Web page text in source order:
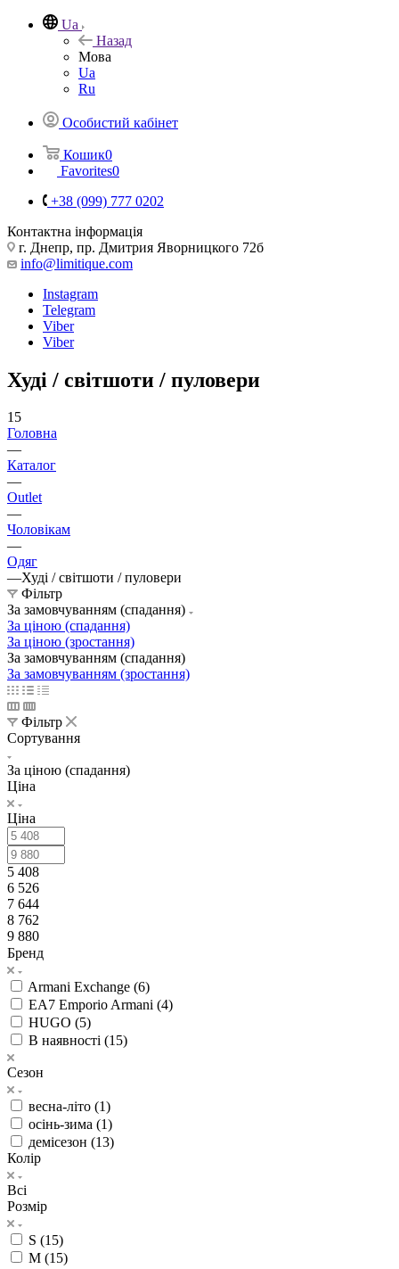
Ua
Назад
Мова
Ua
Ru
Особистий кабінет
Кошик0
Favorites0
+38 (099) 777 0202
Контактна інформація
г. Днепр, пр. Дмитрия Яворницкого 72б
info@limitique.com
Instagram
Telegram
Viber
Viber
Худі / світшоти / пуловери
15
Головна
—
Каталог
—
Outlet
—
Чоловікам
—
Одяг
—Худі / світшоти / пуловери
Фільтр
За замовчуванням (спадання)
За ціною (спадання)
За ціною (зростання)
За замовчуванням (спадання)
За замовчуванням (зростання)
Фільтр
Сортування
За ціною (спадання)
Ціна
Ціна
5 408
6 526
7 644
8 762
9 880
Бренд
Armani Exchange (6)
EA7 Emporio Armani (4)
HUGO (5)
В наявності (15)
Сезон
весна-літо (1)
осінь-зима (1)
демісезон (13)
Колір
Всі
Розмір
S (15)
M (15)